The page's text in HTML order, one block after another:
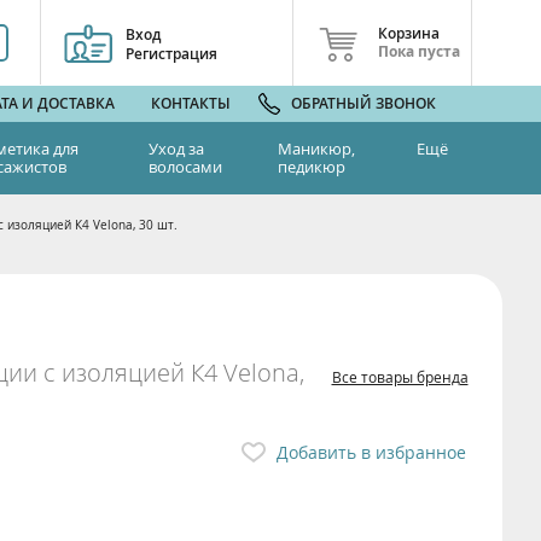
Вход
Регистрация
Корзина
Пока пуста
И ДОСТАВКА КОНТАКТЫ ОБРАТНЫЙ ЗВОНОК
для
Уход за
волосами
Маникюр,
педикюр
Ещё
изоляцией К4 Velona, 30 шт.
с изоляцией К4 Velona, Все товары бренда
Добавить в избранное